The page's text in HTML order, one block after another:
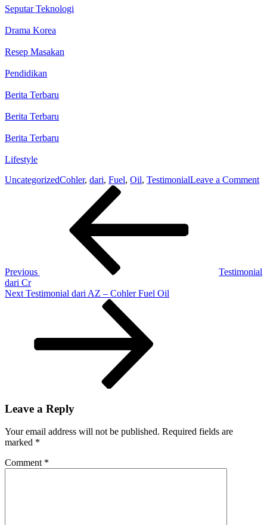
Seputar Teknologi
Drama Korea
Resep Masakan
Pendidikan
Berita Terbaru
Berita Terbaru
Berita Terbaru
Lifestyle
UncategorizedCohler, dari, Fuel, Oil, TestimonialLeave a Comment
Previous
Testimonial
dari Cr
Next
Next Testimonial dari AZ – Cohler Fuel Oil
Leave a Reply
Your email address will not be published. Required fields are
marked *
Comment *